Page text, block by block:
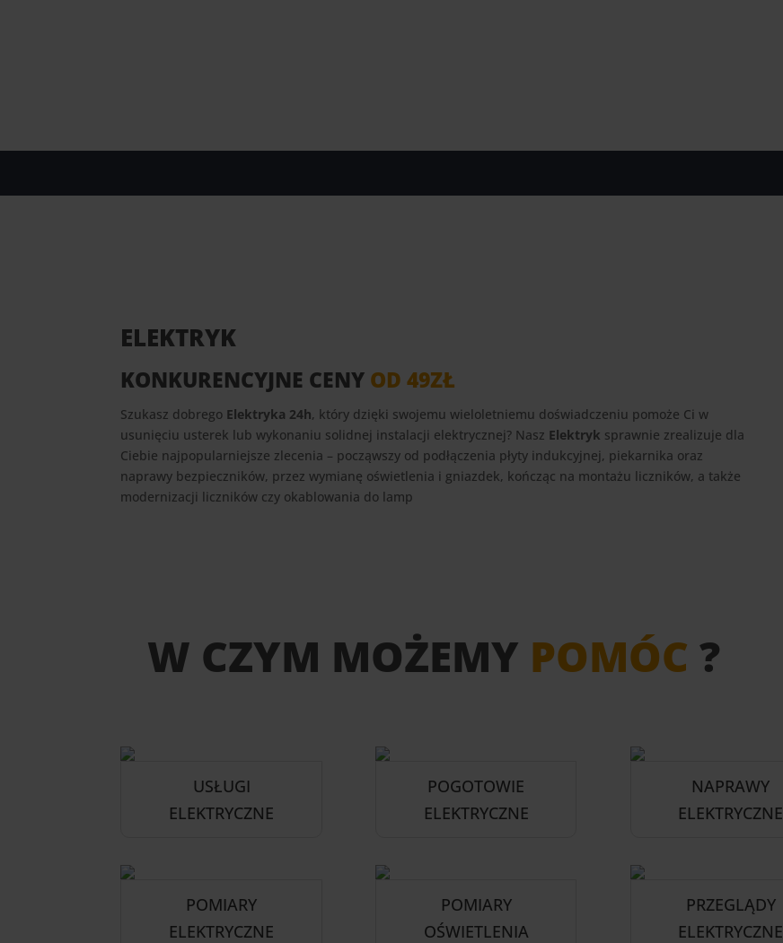
ELEKTRYK
KONKURENCYJNE CENY OD 49ZŁ
Szukasz dobrego Elektryka 24h, który dzięki swojemu wieloletniemu doświadczeniu pomoże Ci w
usunięciu usterek lub wykonaniu solidnej instalacji elektrycznej? Nasz Elektryk sprawnie zrealizuje dla
Ciebie najpopularniejsze zlecenia – począwszy od podłączenia płyty indukcyjnej, piekarnika oraz
naprawy bezpieczników, przez wymianę oświetlenia i gniazdek, kończąc na montażu liczników, a także
modernizacji liczników czy okablowania do lamp
W CZYM MOŻEMY POMÓC ?
USŁUGI
ELEKTRYCZNE
POMIARY
ELEKTRYCZNE
POGOTOWIE
ELEKTRYCZNE
POMIARY
OŚWIETLENIA
NAPRAWY
ELEKTRYCZNE
PRZEGLĄDY
ELEKTRYCZNE